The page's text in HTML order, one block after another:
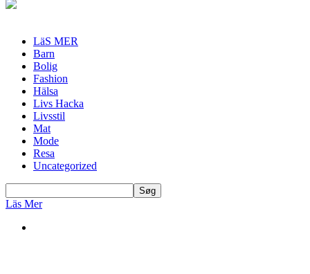
LäS MER
Barn
Bolig
Fashion
Hälsa
Livs Hacka
Livsstil
Mat
Mode
Resa
Uncategorized
Läs Mer